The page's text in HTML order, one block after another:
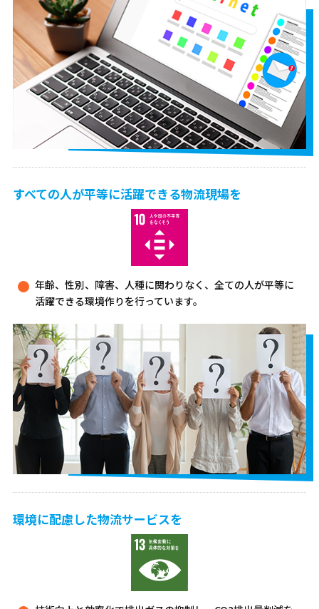
すべての人が平等に活躍できる物流現場を
年齢、性別、障害、人種に関わりなく、全ての人が平等に
活躍できる環境作りを行っています。
環境に配慮した物流サービスを